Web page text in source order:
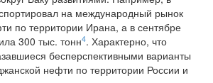
на международный рынок
по территории Ирана, а в сентябре
300 тыс. тонн4. Характерно, что
бесперспективными варианты
нефти по территории России и